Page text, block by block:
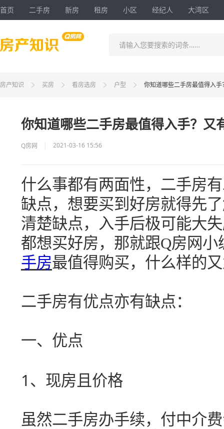
首页 二手房 新房 租房 小区 经纪人 大湾区
请输入您要搜索的词条……
房产知识 买房 看房选房 户型 你知道哪些二手房最值得入
你知道哪些二手房最值得入手？又
Q房网 2021-03-16 15:56
什么事都有两面性，二手房
缺点，想要买到好房就得先
清楚缺点，入手后极可能大
都想买好房， 那就跟Q房网
手房最值得购买，什么样的
二手房有优点亦有缺点 ：
一、优点
1 、现房且价格
虽然二手房办手续，付中介